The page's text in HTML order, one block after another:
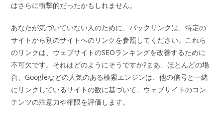
はさらに衝撃的だったかもしれません。
あなたが気づいていない人のために、バックリンクは、特定の
サイトから別のサイトへのリンクを参照してください。これら
のリンクは、ウェブサイトのSEOランキングを改善するために
不可欠です。それはどのようにそうですか?まあ、ほとんどの場
合、Googleなどの人気のある検索エンジンは、他の信号と一緒
にリンクしているサイトの数に基づいて、ウェブサイトのコン
テンツの注意力や権限を評価します。